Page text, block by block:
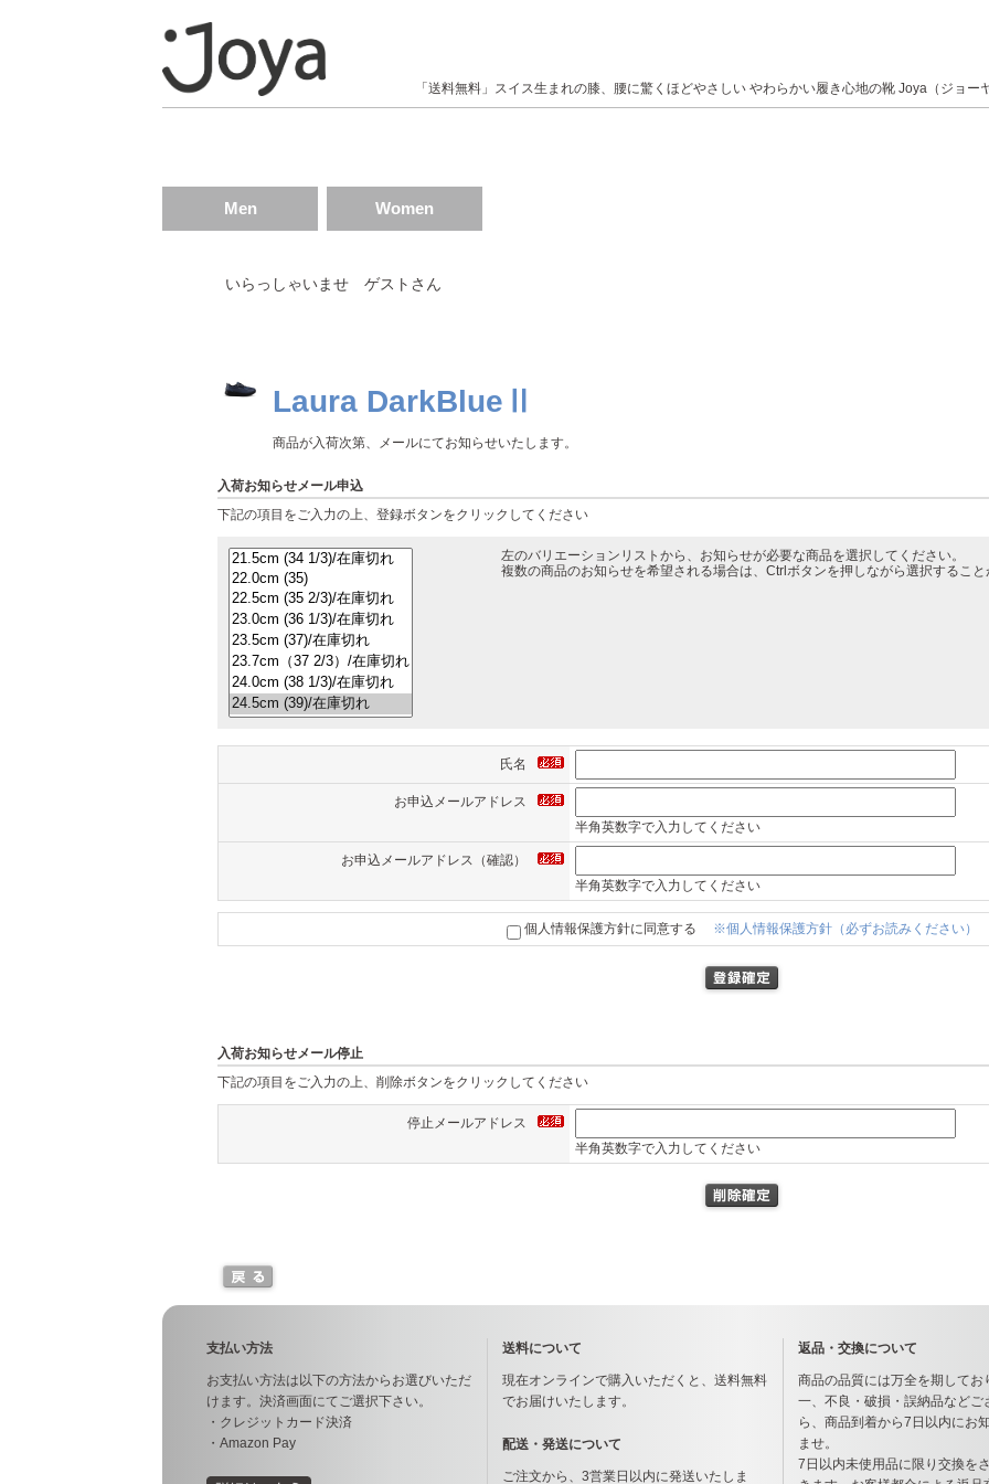
「送料無料」スイス生まれの膝、腰に驚くほどやさしい やわらかい履き心地の靴 Joya（ジョー
Men Women
いらっしゃいませ ゲストさん
Laura DarkBlueⅡ
商品が入荷次第、メールにてお知らせいたします。
入荷お知らせメール申込
下記の項目をご入力の上、登録ボタンをクリックしてください
左のバリエーションリストから、お知らせが必要な商品を選択してください。
複数の商品のお知らせを希望される場合は、Ctrlボタンを押しながら選択すること
氏名
お申込メールアドレス
半角英数字で入力してください
お申込メールアドレス（確認）
半角英数字で入力してください
個人情報保護方針に同意する ※個人情報保護方針（必ずお読みください）
入荷お知らせメール停止
下記の項目をご入力の上、削除ボタンをクリックしてください
停止メールアドレス
半角英数字で入力してください
支払い方法
お支払い方法は以下の方法からお選びいただ
けます。決済画面にてご選択下さい。
・クレジットカード決済
・Amazon Pay
送料について
現在オンラインで購入いただくと、送料無料
でお届けいたします。
配送・発送について
ご注文から、3営業日以内に発送いたしま
返品・交換について
商品の品質には万全を期してお
一、不良・破損・誤納品などご
ら、商品到着から7日以内にお
ませ。
7日以内未使用品に限り交換を